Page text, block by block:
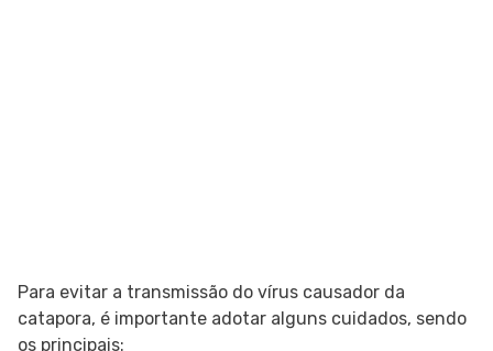
Para evitar a transmissão do vírus causador da
catapora, é importante adotar alguns cuidados, sendo
os principais: